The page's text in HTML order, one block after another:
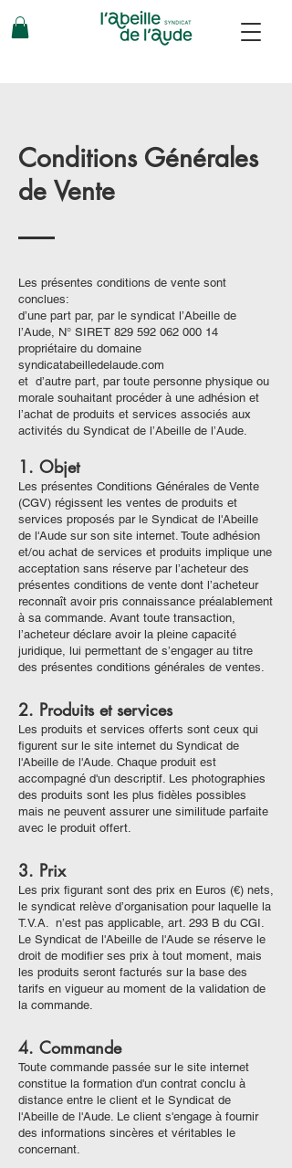
Conditions Générales
de Vente
Les présentes conditions de vente sont
conclues:
d’une part par, par le syndicat l’Abeille de
l’Aude, N° SIRET 829 592 062 000 14
propriétaire du domaine
syndicatabeilledelaude.com
et d’autre part, par toute personne physique ou
morale souhaitant procéder à une adhésion et
l’achat de produits et services associés aux
activités du Syndicat de l’Abeille de l’Aude.
1. Objet
Les présentes Conditions Générales de Vente
(CGV) régissent les ventes de produits et
services proposés par le Syndicat de l'Abeille
de l'Aude sur son site internet. Toute adhésion
et/ou achat de services et produits implique une
acceptation sans réserve par l’acheteur des
présentes conditions de vente dont l’acheteur
reconnaît avoir pris connaissance préalablement
à sa commande. Avant toute transaction,
l’acheteur déclare avoir la pleine capacité
juridique, lui permettant de s’engager au titre
des présentes conditions générales de ventes.
2. Produits et services
Les produits et services offerts sont ceux qui
figurent sur le site internet du Syndicat de
l'Abeille de l'Aude. Chaque produit est
accompagné d'un descriptif. Les photographies
des produits sont les plus fidèles possibles
mais ne peuvent assurer une similitude parfaite
avec le produit offert.
3. Prix
Les prix figurant sont des prix en Euros (€) nets,
le syndicat relève d’organisation pour laquelle la
T.V.A. n’est pas applicable, art. 293 B du CGI.
Le Syndicat de l'Abeille de l'Aude se réserve le
droit de modifier ses prix à tout moment, mais
les produits seront facturés sur la base des
tarifs en vigueur au moment de la validation de
la commande.
4. Commande
Toute commande passée sur le site internet
constitue la formation d'un contrat conclu à
distance entre le client et le Syndicat de
l'Abeille de l'Aude. Le client s'engage à fournir
des informations sincères et véritables le
concernant.